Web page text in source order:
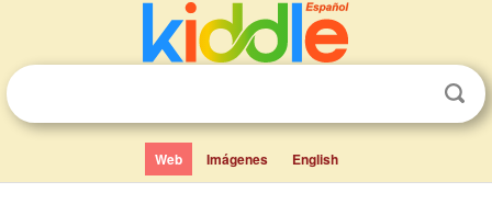
Web Imágenes English